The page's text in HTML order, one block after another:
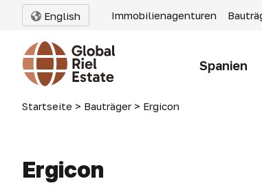
English Immobilienagenturen
Spanien
Startseite > Bauträger > Ergicon
Ergicon